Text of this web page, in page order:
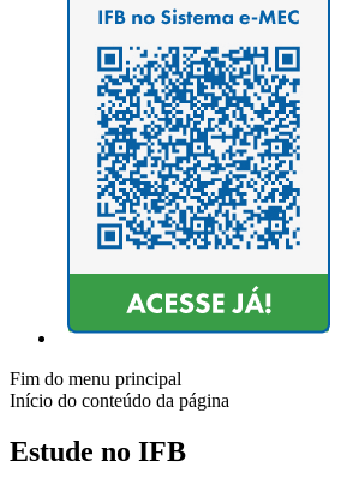
Fim do menu principal
Início do conteúdo da página
Estude no IFB